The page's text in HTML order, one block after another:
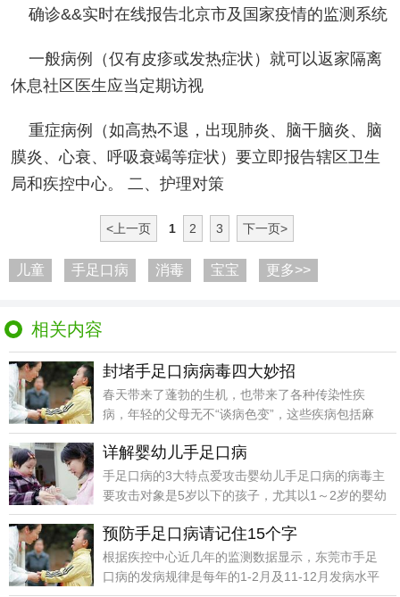
确诊&&实时在线报告北京市及国家疫情的监测系统
一般病例（仅有皮疹或发热症状）就可以返家隔离
休息社区医生应当定期访视
重症病例（如高热不退，出现肺炎、脑干脑炎、脑
膜炎、心衰、呼吸衰竭等症状）要立即报告辖区卫生
局和疾控中心。 二、护理对策
<上一页 1 2 3 下一页>
儿童 手足口病 消毒 宝宝 更多>>
相关内容
封堵手足口病病毒四大妙招
春天带来了蓬勃的生机，也带来了各种传染性疾
病，年轻的父母无不“谈病色变”，这些疾病包括麻
疹、流行性脑
详解婴幼儿手足口病
手足口病的3大特点爱攻击婴幼儿手足口病的病毒主
要攻击对象是5岁以下的孩子，尤其以1～2岁的婴幼
儿为主
预防手足口病请记住15个字
根据疾控中心近几年的监测数据显示，东莞市手足
口病的发病规律是每年的1-2月及11-12月发病水平